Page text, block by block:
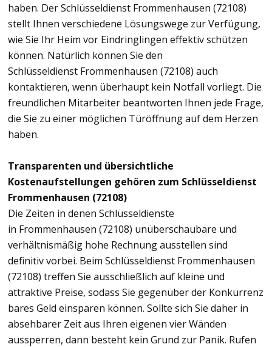
haben. Der Schlüsseldienst Frommenhausen (72108)
stellt Ihnen verschiedene Lösungswege zur Verfügung,
wie Sie Ihr Heim vor Eindringlingen effektiv schützen
können. Natürlich können Sie den
Schlüsseldienst Frommenhausen (72108) auch
kontaktieren, wenn überhaupt kein Notfall vorliegt. Die
freundlichen Mitarbeiter beantworten Ihnen jede Frage,
die Sie zu einer möglichen Türöffnung auf dem Herzen
haben.
Transparenten und übersichtliche
Kostenaufstellungen gehören zum Schlüsseldienst
Frommenhausen (72108)
Die Zeiten in denen Schlüsseldienste
in Frommenhausen (72108) unüberschaubare und
verhältnismäßig hohe Rechnung ausstellen sind
definitiv vorbei. Beim Schlüsseldienst Frommenhausen
(72108) treffen Sie ausschließlich auf kleine und
attraktive Preise, sodass Sie gegenüber der Konkurrenz
bares Geld einsparen können. Sollte sich Sie daher in
absehbarer Zeit aus Ihren eigenen vier Wänden
aussperren, dann besteht kein Grund zur Panik. Rufen